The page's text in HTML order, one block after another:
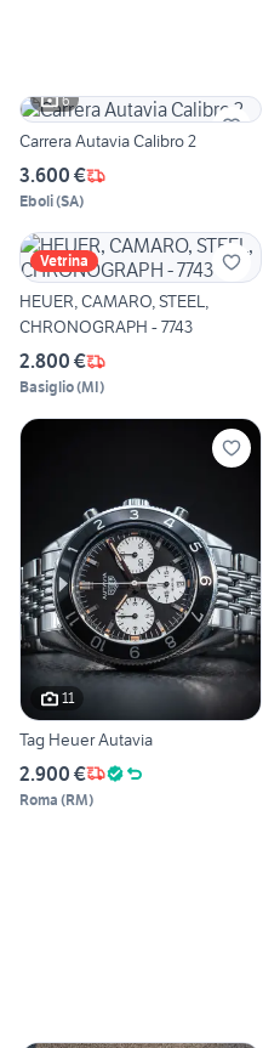
6
Carrera Autavia Calibro 2
3.600 €
Eboli(SA)
Vetrina
HEUER, CAMARO, STEEL,
CHRONOGRAPH - 7743
2.800 €
Basiglio(MI)
11
Tag Heuer Autavia
2.900 €
Roma (RM)